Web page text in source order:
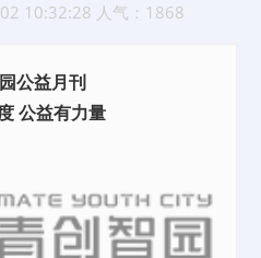
10:32:28 人气：1868
公益月刊
公益有力量